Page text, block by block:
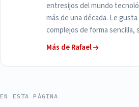
entresijos del mundo
más de una década. Le
complejos de forma sencilla,
Más de Rafael
EN ESTA PÁGINA